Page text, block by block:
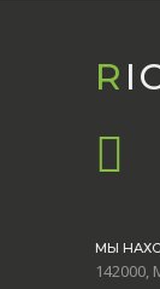
R
МЫ
142000,